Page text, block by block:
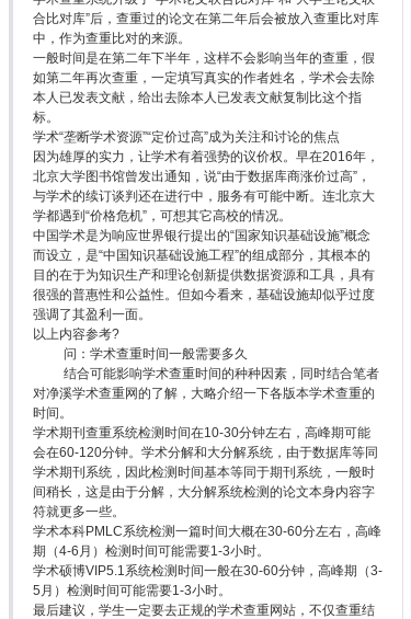
合比对库”后，查重过的论文在第二年后会被放入查重比对库
中，作为查重比对的来源。
一般时间是在第二年下半年，这样不会影响当年的查重，假
如第二年再次查重，一定填写真实的作者姓名，学术会去除
本人已发表文献，给出去除本人已发表文献复制比这个指
标。
学术“垄断学术资源”“定价过高”成为关注和讨论的焦点
因为雄厚的实力，让学术有着强势的议价权。早在2016年，
北京大学图书馆曾发出通知，说“由于数据库商涨价过高”，
与学术的续订谈判还在进行中，服务有可能中断。连北京大
学都遇到“价格危机”，可想其它高校的情况。
中国学术是为响应世界银行提出的“国家知识基础设施”概念
而设立，是“中国知识基础设施工程”的组成部分，其根本的
目的在于为知识生产和理论创新提供数据资源和工具，具有
很强的普惠性和公益性。但如今看来，基础设施却似乎过度
强调了其盈利一面。
以上内容参考?
问：学术查重时间一般需要多久
结合可能影响学术查重时间的种种因素，同时结合笔者
对净溪学术查重网的了解，大略介绍一下各版本学术查重的
时间。
学术期刊查重系统检测时间在10-30分钟左右，高峰期可能
会在60-120分钟。学术分解和大分解系统，由于数据库等同
学术期刊系统，因此检测时间基本等同于期刊系统，一般时
间稍长，这是由于分解，大分解系统检测的论文本身内容字
符就更多一些。
学术本科PMLC系统检测一篇时间大概在30-60分左右，高峰
期（4-6月）检测时间可能需要1-3小时。
学术硕博VIP5.1系统检测时间一般在30-60分钟，高峰期（3-
5月）检测时间可能需要1-3小时。
最后建议，学生一定要去正规的学术查重网站，不仅查重结